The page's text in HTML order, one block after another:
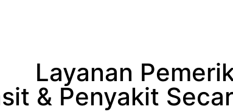
Layanan
& Penyakit